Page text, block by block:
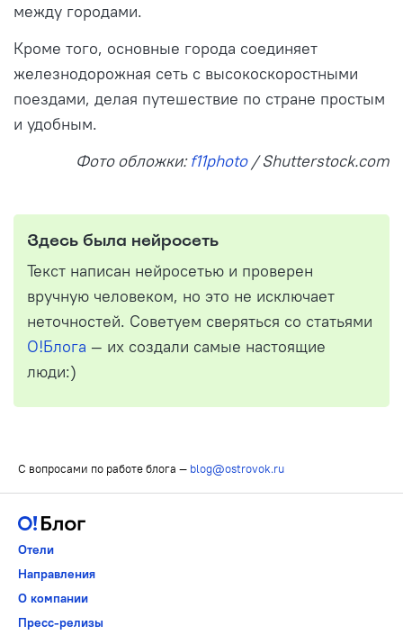
между городами.
Кроме того, основные города соединяет
железнодорожная сеть с высокоскоростными
поездами, делая путешествие по стране простым
и удобным.
Фото обложки:f11photo/ Shutterstock.com
Здесь была нейросеть
Текст написан нейросетью и проверен
вручную человеком, но это не исключает
неточностей. Советуем сверяться со статьями
О!Блога — их создали самые настоящие
люди:)
Отели
Направления
О компании
Пресс-релизы
С вопросами по работе блога — blog@ostrovok.ru